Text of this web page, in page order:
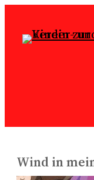
Inhalt
springen
Wind in